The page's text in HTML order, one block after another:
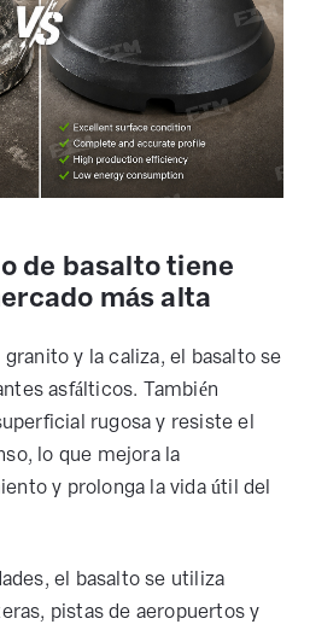
de basalto tiene
más alta
y la caliza, el basalto se
asfálticos. También
rugosa y resiste el
lo que mejora la
y prolonga la vida útil del
el basalto se utiliza
pistas de aeropuertos y